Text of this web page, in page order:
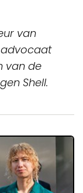
van
advocaat
van de
Shell.